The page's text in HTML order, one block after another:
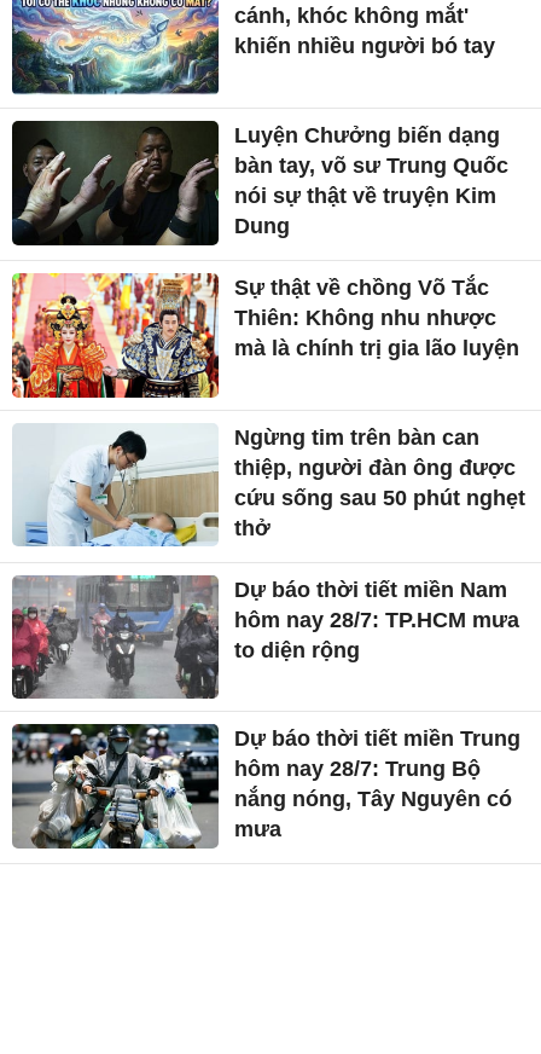
cánh, khóc không mắt'
khiến nhiều người bó tay
Luyện Chưởng biến dạng
bàn tay, võ sư Trung Quốc
nói sự thật về truyện Kim
Dung
Sự thật về chồng Võ Tắc
Thiên: Không nhu nhược
mà là chính trị gia lão luyện
Ngừng tim trên bàn can
thiệp, người đàn ông được
cứu sống sau 50 phút nghẹt
thở
Dự báo thời tiết miền Nam
hôm nay 28/7: TP.HCM mưa
to diện rộng
Dự báo thời tiết miền Trung
hôm nay 28/7: Trung Bộ
nắng nóng, Tây Nguyên có
mưa